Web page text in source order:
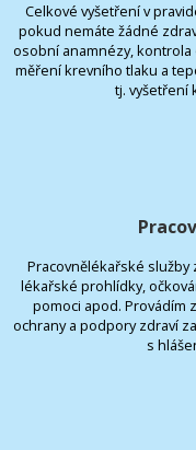
Celkové vyšetření v
pokud nemáte žádné
osobní anamnézy, kontrola
měření krevního tlaku a
tj. vyšetření
Pracovnělékařské
lékařské prohlídky,
pomoci apod. Provádím
ochrany a podpory zdraví
s